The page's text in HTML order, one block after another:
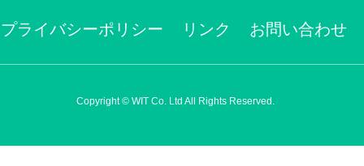
プライバシーポリシー リンク お問い合わせ
Copyright © WIT Co. Ltd All Rights Reserved.